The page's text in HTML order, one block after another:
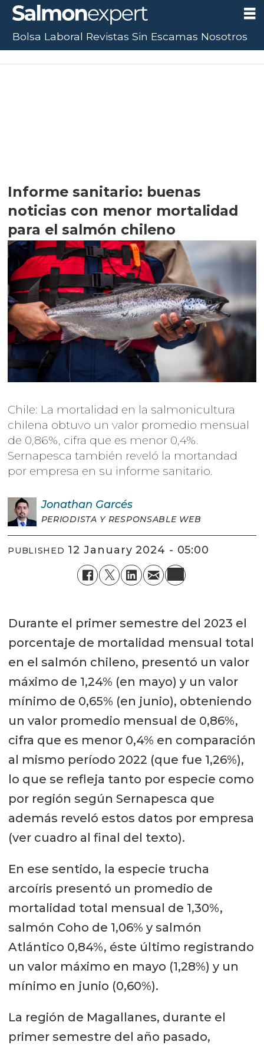
Informe sanitario: buenas
noticias con menor mortalidad
para el salmón chileno
Chile: La mortalidad en la salmonicultura
chilena obtuvo un valor promedio mensual
de 0,86%, cifra que es menor 0,4%.
Sernapesca también reveló la mortandad
por empresa en su informe sanitario.
Jonathan Garcés
PERIODISTA Y RESPONSABLE WEB
PUBLISHED 12 January 2024 - 05:00
Durante el primer semestre del 2023 el
porcentaje de mortalidad mensual total
en el salmón chileno, presentó un valor
máximo de 1,24% (en mayo) y un valor
mínimo de 0,65% (en junio), obteniendo
un valor promedio mensual de 0,86%,
cifra que es menor 0,4% en comparación
al mismo período 2022 (que fue 1,26%),
lo que se refleja tanto por especie como
por región según Sernapesca que
además reveló estos datos por empresa
(ver cuadro al final del texto).
En ese sentido, la especie trucha
arcoíris presentó un promedio de
mortalidad total mensual de 1,30%,
salmón Coho de 1,06% y salmón
Atlántico 0,84%, éste último registrando
un valor máximo en mayo (1,28%) y un
mínimo en junio (0,60%).
La región de Magallanes, durante el
primer semestre del año pasado,
Bolsa Laboral Revistas Sin Escamas Nosotros